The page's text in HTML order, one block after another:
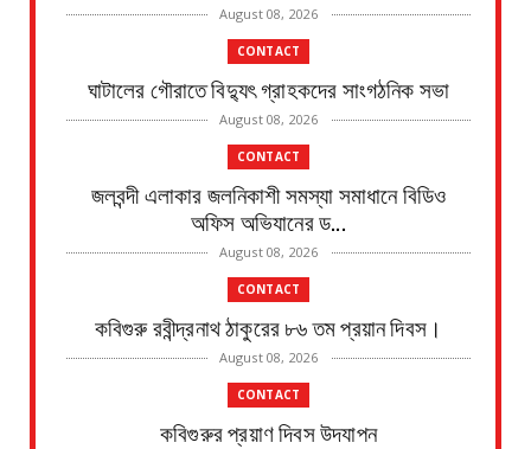
August 08, 2026
CONTACT
ঘাটালের গৌরাতে বিদ্যুৎ গ্রাহকদের সাংগঠনিক সভা
August 08, 2026
CONTACT
জলবন্দী এলাকার জলনিকাশী সমস্যা সমাধানে বিডিও
অফিস অভিযানের ড...
August 08, 2026
CONTACT
কবিগুরু রবীন্দ্রনাথ ঠাকুরের ৮৬ তম প্রয়ান দিবস।
August 08, 2026
CONTACT
কবিগুরুর প্রয়াণ দিবস উদযাপন